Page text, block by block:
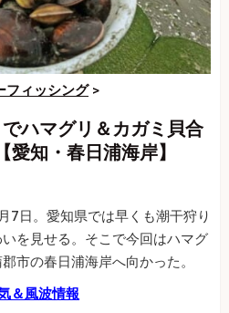
フィッシング>
ハマグリ＆カガミ貝合
知・春日浦海岸】
7日。愛知県では早くも潮干狩り
を見せる。そこで今回はハマグ
市の春日浦海岸へ向かった。
＆風波情報